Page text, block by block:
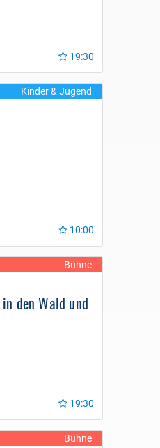
19:30
Kinder & Jugend
10:00
Bühne
den Wald und
19:30
Bühne